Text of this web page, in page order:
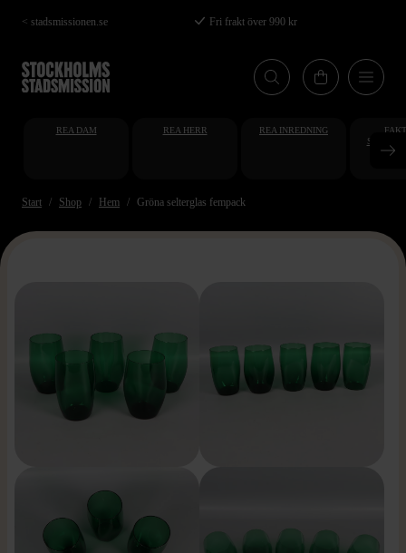
Hoppa
till
huvudinnehåll
< stadsmissionen.se Fri frakt över 990 kr
REA DAM REA HERR REA INREDNING
Start Shop Hem Gröna selterglas fempack